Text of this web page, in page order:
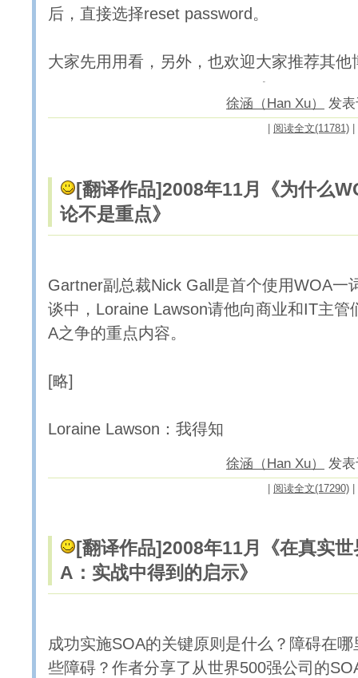
后，直接选择reset password。
大家先用用看，另外，也欢迎大家推荐其他
徐涵（Han Xu） 发
阅读全文(11781)
[翻译作品]2008年11月《为什么
论不是重点》
Gartner副总裁Nick Gall是首个使用WOA一
谈中，Loraine Lawson请他向商业和IT主管
A之争的重点内容。
[略]
Loraine Lawson：我得知
徐涵（Han Xu） 发
阅读全文(17290)
[翻译作品]2008年11月《在真实
A：实战中得到的启示》
成功实施SOA的关键原则是什么？障碍在
些障碍？作者分享了从世界500强公司的